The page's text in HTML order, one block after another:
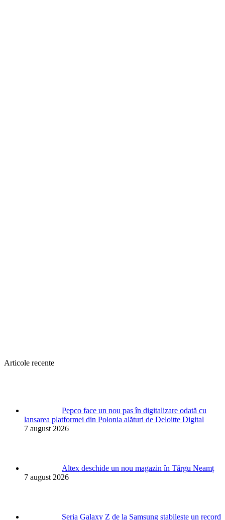
Articole recente
Pepco face un nou pas în digitalizare odată cu
lansarea platformei din Polonia alături de Deloitte Digital
7 august 2026
Altex deschide un nou magazin în Târgu Neamț
7 august 2026
Seria Galaxy Z de la Samsung stabilește un record